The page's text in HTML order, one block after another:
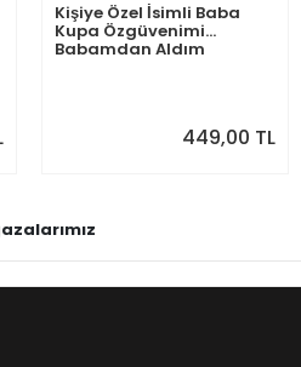
Kişiye Özel İsimli Baba
Kupa Özgüvenimi
Babamdan Aldım
449,00 TL